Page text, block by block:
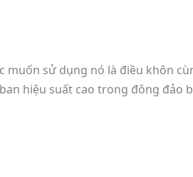
sử dụng nó là điều khôn
hiệu suất cao trong đông đảo